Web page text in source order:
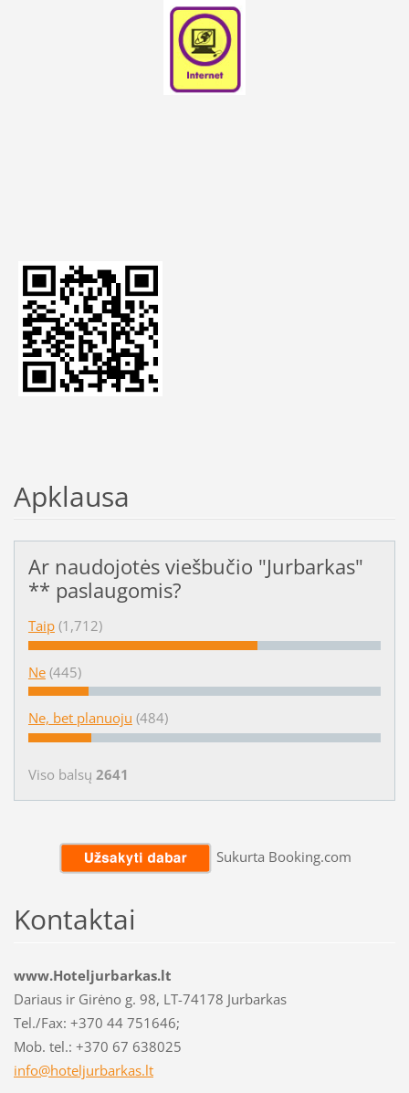
Apklausa
Ar naudojotės viešbučio "Jurbarkas"
** paslaugomis?
Taip (1,712)
Ne (445)
Ne, bet planuoju (484)
Viso balsų 2641
Sukurta Booking.com
Kontaktai
www.Hoteljurbarkas.lt
Dariaus ir Girėno g. 98, LT-74178 Jurbarkas
Tel./Fax: +370 44 751646;
Mob. tel.: +370 67 638025
info@hoteljurbarkas.lt